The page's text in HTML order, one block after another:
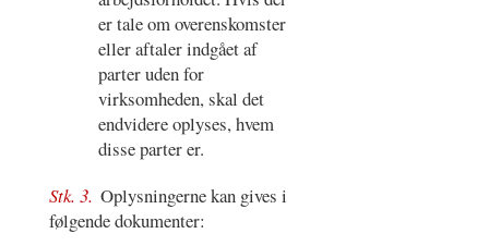
er tale om overenskomster
eller aftaler indgået af
parter uden for
virksomheden, skal det
endvidere oplyses, hvem
disse parter er.
Stk. 3. Oplysningerne kan gives i
følgende dokumenter: